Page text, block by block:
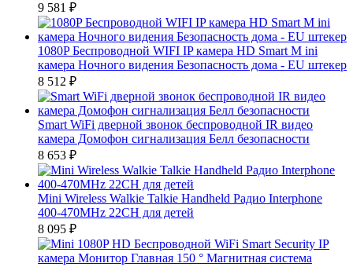
9 581 ₽
1080P Беспроводной WIFI IP камера HD Smart M ini
камера Ночного видения Безопасность дома - EU штекер
8 512 ₽
Smart WiFi дверной звонок беспроводной IR видео
камера Домофон сигнализация Белл безопасности
8 653 ₽
Mini Wireless Walkie Talkie Handheld Радио Interphone
400-470MHz 22CH для детей
8 095 ₽